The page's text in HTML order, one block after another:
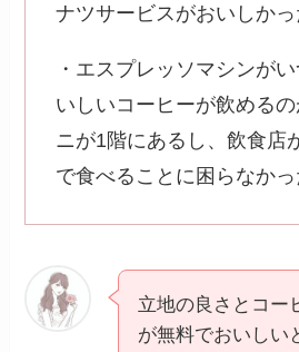
ナツサービスがおいしかっ
・エスプレッソマシンが
いしいコーヒーが飲める
ニが1階にあるし、飲食店
で食べることに困らなかっ
立地の良さとコー
が無料でおいしい